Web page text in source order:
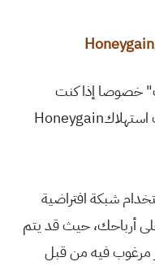
Honeygain
خصوصا إذا كنت
Honeygain
شبكة افتراضية
أرباحك، حيث قد يتم
مرغوب فيه من قبل